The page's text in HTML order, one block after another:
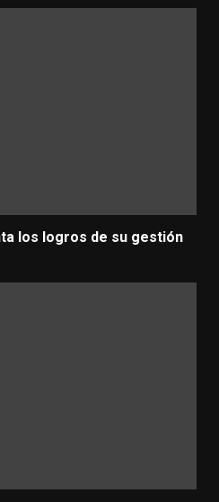
los logros de su gestión